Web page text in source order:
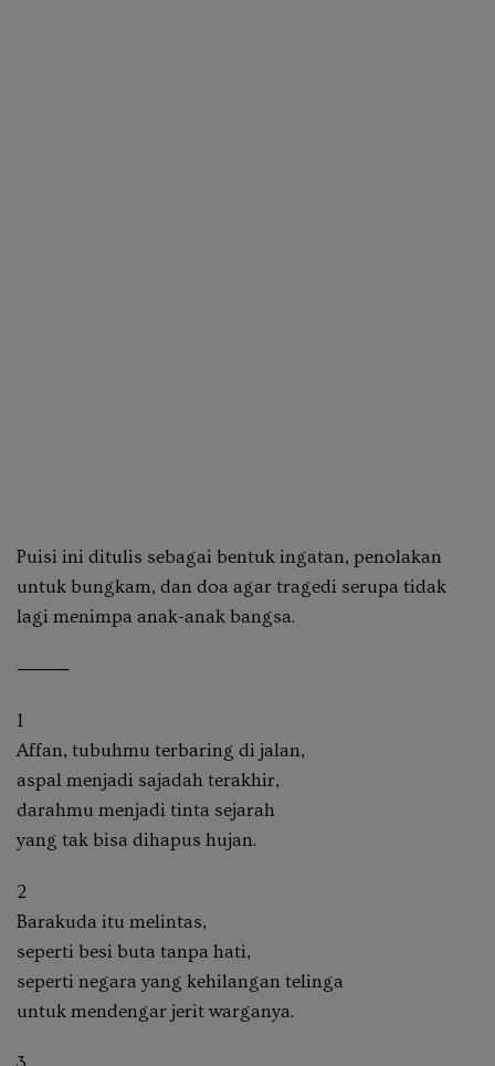
Puisi ini ditulis sebagai bentuk ingatan, penolakan
untuk bungkam, dan doa agar tragedi serupa tidak
lagi menimpa anak-anak bangsa.
⸻
1
Affan, tubuhmu terbaring di jalan,
aspal menjadi sajadah terakhir,
darahmu menjadi tinta sejarah
yang tak bisa dihapus hujan.
2
Barakuda itu melintas,
seperti besi buta tanpa hati,
seperti negara yang kehilangan telinga
untuk mendengar jerit warganya.